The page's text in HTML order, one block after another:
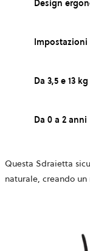
Design
Da 3,5 e 13
Da 0 a 2 anni
Questa Sdraietta
naturale, creando